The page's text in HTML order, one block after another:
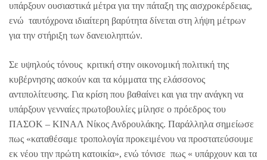
υπάρξουν ουσιαστικά μέτρα για την πάταξη της αισχροκέρδειας,
ενώ ταυτόχρονα ιδιαίτερη βαρύτητα δίνεται στη λήψη μέτρων
για την στήριξη των δανειοληπτών.
Σε υψηλούς τόνους κριτική στην οικονομική πολιτική της
κυβέρνησης ασκούν και τα κόμματα της ελάσσονος
αντιπολίτευσης. Για κρίση που βαθαίνει και για την ανάγκη να
υπάρξουν γενναίες πρωτοβουλίες μίλησε ο πρόεδρος του
ΠΑΣΟΚ – ΚΙΝΑΛ Νίκος Ανδρουλάκης. Παράλληλα σημείωσε
πως «καταθέσαμε τροπολογία προκειμένου να προστατεύσουμε
εκ νέου την πρώτη κατοικία», ενώ τόνισε πως « υπάρχουν και τα